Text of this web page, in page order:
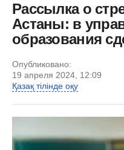
Рассылка о
Астаны: в
образования
Опубликовано:
19 апреля 2024, 12:09
Қазақ тілінде оқу